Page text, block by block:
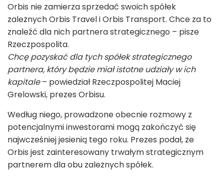
Orbis nie zamierza sprzedać swoich spółek
zależnych Orbis Travel i Orbis Transport. Chce za to
znaleźć dla nich partnera strategicznego – pisze
Rzeczpospolita.
Chcę pozyskać dla tych spółek strategicznego
partnera, który będzie miał istotne udziały w ich
kapitale– powiedział Rzeczpospolitej Maciej
Grelowski, prezes Orbisu.
Według niego, prowadzone obecnie rozmowy z
potencjalnymi inwestorami mogą zakończyć się
najwcześniej jesienią tego roku. Prezes podał, że
Orbis jest zainteresowany trwałym strategicznym
partnerem dla obu zależnych spółek.